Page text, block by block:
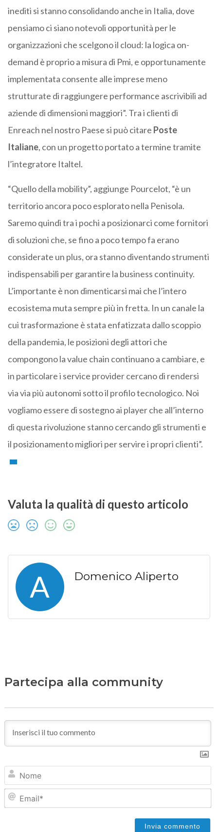
inediti si stanno consolidando anche in Italia, dove
pensiamo ci siano notevoli opportunità per le
organizzazioni che scelgono il cloud: la logica on-
demand è proprio a misura di Pmi, e opportunamente
implementata consente alle imprese meno
strutturate di raggiungere performance ascrivibili ad
aziende di dimensioni maggiori”. Tra i clienti di
Enreach nel nostro Paese si può citare Poste
Italiane, con un progetto portato a termine tramite
l’integratore Italtel.
“Quello della mobility”, aggiunge Pourcelot, “è un
territorio ancora poco esplorato nella Penisola.
Saremo quindi tra i pochi a posizionarci come fornitori
di soluzioni che, se fino a poco tempo fa erano
considerate un plus, ora stanno diventando strumenti
indispensabili per garantire la business continuity.
L’importante è non dimenticarsi mai che l’intero
ecosistema muta sempre più in fretta. In un canale la
cui trasformazione è stata enfatizzata dallo scoppio
della pandemia, le posizioni degli attori che
compongono la value chain continuano a cambiare, e
in particolare i service provider cercano di rendersi
via via più autonomi sotto il profilo tecnologico. Noi
vogliamo essere di sostegno ai player che all’interno
di questa rivoluzione stanno cercando gli strumenti e
il posizionamento migliori per servire i propri clienti”.
Valuta la qualità di questo articolo
A Domenico Aliperto
Partecipa alla community